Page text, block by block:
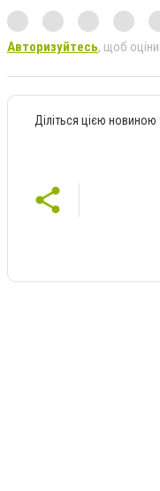
Авторизуйтесь, щоб
Діліться цією новиною